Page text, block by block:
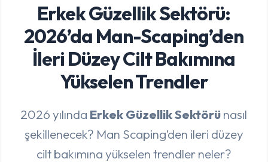
Erkek Güzellik Sektörü:
2026’da Man-Scaping’den
İleri Düzey Cilt Bakımına
Yükselen Trendler
2026 yılında Erkek Güzellik Sektörünasıl
şekillenecek? Man Scaping’den ileri düzey
cilt bakımına yükselen trendler neler?